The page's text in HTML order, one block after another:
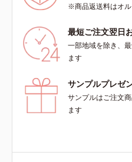
※商品返送料はオ
最短ご注文翌日
一部地域を除き、
ます
サンプルプレゼ
サンプルはご注文
ます